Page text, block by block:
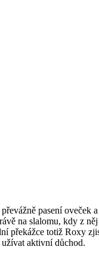
pasení oveček
na slalomu, kdy z
překážce totiž Roxy
užívat aktivní důchod.